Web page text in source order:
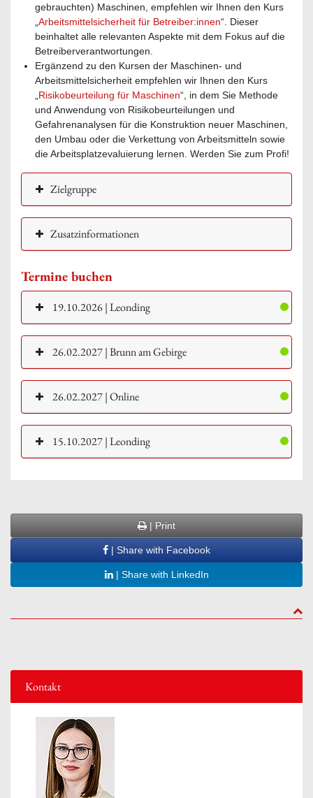
gebrauchten) Maschinen, empfehlen wir Ihnen den Kurs
Arbeitsmittelsicherheit für Betreiber:innen“. Dieser
beinhaltet alle relevanten Aspekte mit dem Fokus auf die
Betreiberverantwortungen.
Ergänzend zu den Kursen der Maschinen- und
Arbeitsmittelsicherheit empfehlen wir Ihnen den Kurs
Risikobeurteilung für Maschinen“, in dem Sie Methode
und Anwendung von Risikobeurteilungen und
Gefahrenanalysen für die Konstruktion neuer Maschinen,
den Umbau oder die Verkettung von Arbeitsmitteln sowie
die Arbeitsplatzevaluierung lernen. Werden Sie zum Profi!
Zielgruppe
Zusatzinformationen
Termine buchen
19.10.2026 | Leonding
26.02.2027 | Brunn am Gebirge
26.02.2027 | Online
15.10.2027 | Leonding
| Print
| Share with Facebook
| Share with LinkedIn
to
Kontakt